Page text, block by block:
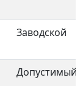
Заводской
Допустимый